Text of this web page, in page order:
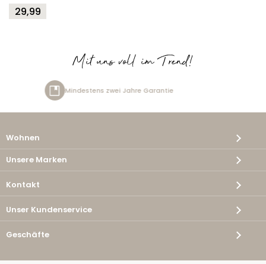
29,99
Mit uns voll im Trend!
Wohnen
Unsere Marken
Kontakt
Unser Kundenservice
Geschäfte